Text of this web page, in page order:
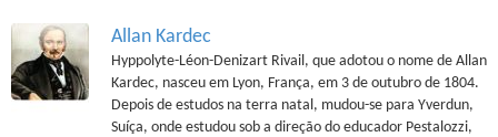
Allan Kardec
Hyppolyte-Léon-Denizart Rivail, que adotou o nome de Allan
Kardec, nasceu em Lyon, França, em 3 de outubro de 1804.
Depois de estudos na terra natal, mudou-se para Yverdun,
Suíça, onde estudou sob a direção do educador Pestalozzi,